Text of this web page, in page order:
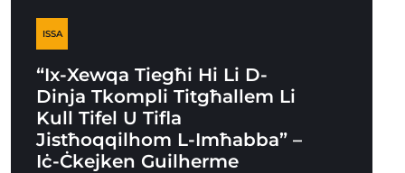
ISSA
“Ix-Xewqa Tiegħi Hi Li D-
Dinja Tkompli Titgħallem Li
Kull Tifel U Tifla
Jistħoqqilhom L-Imħabba” –
Iċ-Ċkejken Guilherme